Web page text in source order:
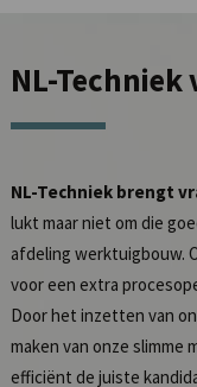
NL-Techniek
NL-Techniek brengt
lukt maar niet om die
afdeling werktuigbouw.
voor een extra
Door het inzetten van
maken van onze slimme
efficiënt de juiste